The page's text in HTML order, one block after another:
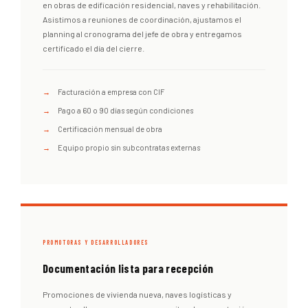
en obras de edificación residencial, naves y rehabilitación.
Asistimos a reuniones de coordinación, ajustamos el
planning al cronograma del jefe de obra y entregamos
certificado el día del cierre.
Facturación a empresa con CIF
Pago a 60 o 90 días según condiciones
Certificación mensual de obra
Equipo propio sin subcontratas externas
PROMOTORAS Y DESARROLLADORES
Documentación lista para recepción
Promociones de vivienda nueva, naves logísticas y